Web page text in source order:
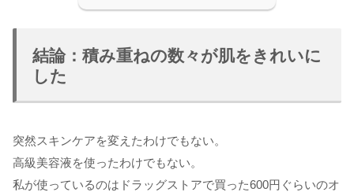
結論：積み重ねの数々が肌をきれいに
した
突然スキンケアを変えたわけでもない。
高級美容液を使ったわけでもない。
私が使っているのはドラッグストアで買った600円ぐらいのオ